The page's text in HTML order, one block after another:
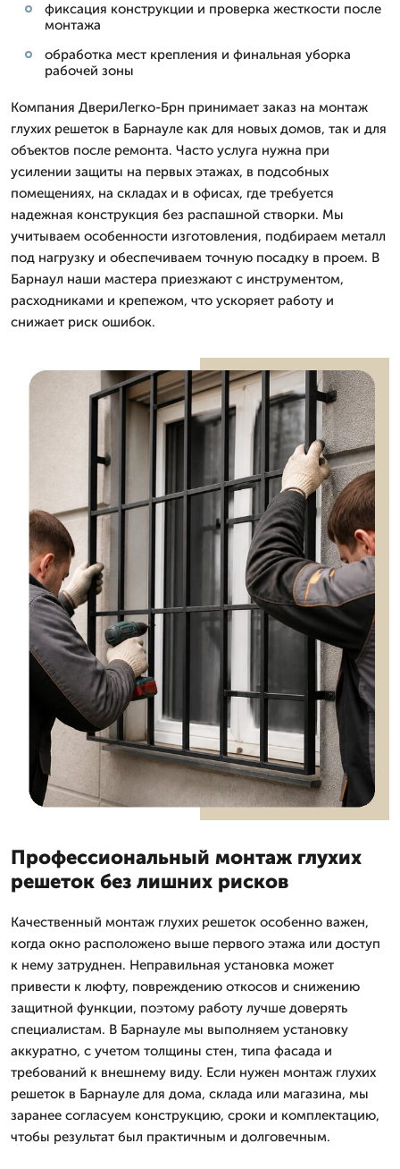
фиксация конструкции и проверка жесткости после
монтажа
обработка мест крепления и финальная уборка
рабочей зоны
Компания ДвериЛегко-Брн принимает заказ на монтаж
глухих решеток в Барнауле как для новых домов, так и для
объектов после ремонта. Часто услуга нужна при
усилении защиты на первых этажах, в подсобных
помещениях, на складах и в офисах, где требуется
надежная конструкция без распашной створки. Мы
учитываем особенности изготовления, подбираем металл
под нагрузку и обеспечиваем точную посадку в проем. В
Барнаул наши мастера приезжают с инструментом,
расходниками и крепежом, что ускоряет работу и
снижает риск ошибок.
Профессиональный монтаж глухих
решеток без лишних рисков
Качественный монтаж глухих решеток особенно важен,
когда окно расположено выше первого этажа или доступ
к нему затруднен. Неправильная установка может
привести к люфту, повреждению откосов и снижению
защитной функции, поэтому работу лучше доверять
специалистам. В Барнауле мы выполняем установку
аккуратно, с учетом толщины стен, типа фасада и
требований к внешнему виду. Если нужен монтаж глухих
решеток в Барнауле для дома, склада или магазина, мы
заранее согласуем конструкцию, сроки и комплектацию,
чтобы результат был практичным и долговечным.